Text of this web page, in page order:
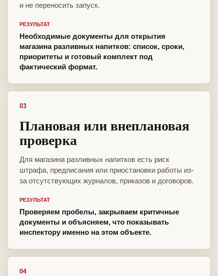
и не переносить запуск.
РЕЗУЛЬТАТ
Необходимые документы для открытия
магазина разливных напитков: список, сроки,
приоритеты и готовый комплект под
фактический формат.
03
Плановая или внеплановая
проверка
Для магазина разливных напитков есть риск
штрафа, предписания или приостановки работы из-
за отсутствующих журналов, приказов и договоров.
РЕЗУЛЬТАТ
Проверяем пробелы, закрываем критичные
документы и объясняем, что показывать
инспектору именно на этом объекте.
04